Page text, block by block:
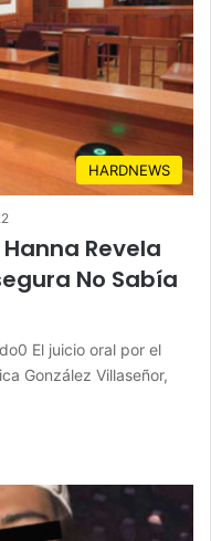
HARDNEWS
Revela
No Sabía
El juicio oral por el
González Villaseñor,